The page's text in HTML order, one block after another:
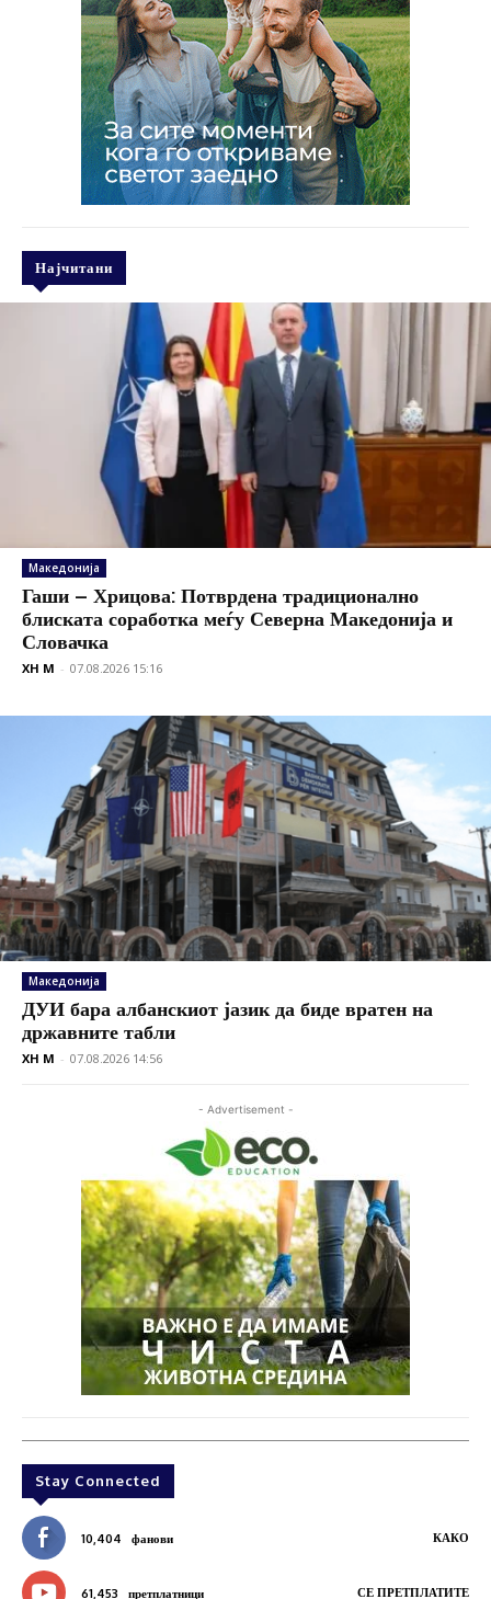
Најчитани
Македонија
Гаши – Хрицова: Потврдена традиционално
блиската соработка меѓу Северна Македонија и
Словачка
XH M - 07.08.2026 15:16
Македонија
ДУИ бара албанскиот јазик да биде вратен на
државните табли
XH M - 07.08.2026 14:56
- Advertisement -
Stay Connected
10,404 фанови КАКО
61,453 претплатници СЕ ПРЕТПЛАТИТЕ